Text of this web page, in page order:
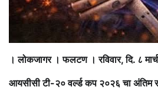
। लोकजागर । फलटण । रविवार, दि. ८
आयसीसी टी-२० वर्ल्ड कप २०२६ चा अंतिम